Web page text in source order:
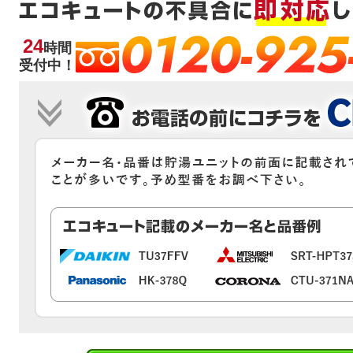
24時間
受付中！
0120-